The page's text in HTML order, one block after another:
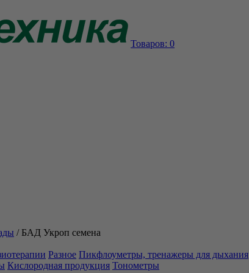
Товаров: 0
/ БАД Укроп семена
Разное Пикфлоуметры, тренажеры для дыхания
Кислородная продукция Тонометры